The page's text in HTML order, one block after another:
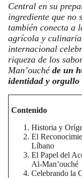
Central en su
ingrediente que no
también conecta a
agrícola y culinaria
internacional
riqueza de los
Man’ouché de un
identidad y
Contenido
Historia y
El
Líbano
El Papel del
Al-Man’ouché
Celebrando la